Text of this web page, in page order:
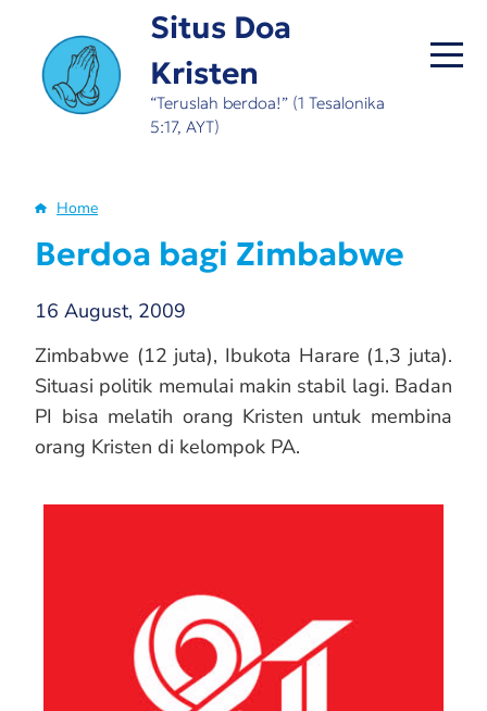
main
content
Situs Doa
Kristen
“Teruslah berdoa!” (1 Tesalonika
5:17, AYT)
Breadcrumb
Home
Berdoa bagi Zimbabwe
16 August, 2009
Zimbabwe (12 juta), Ibukota Harare (1,3 juta).
Situasi politik memulai makin stabil lagi. Badan
PI bisa melatih orang Kristen untuk membina
orang Kristen di kelompok PA.